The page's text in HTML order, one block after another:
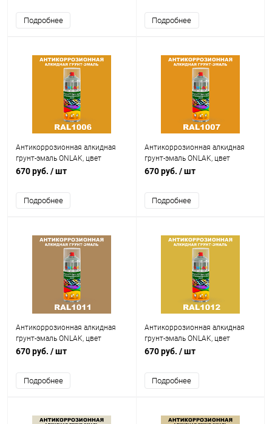
Подробнее Подробнее
Антикоррозионная алкидная
грунт-эмаль ONLAK, цвет
RAL1006, спрей 520мл
670 руб. / шт
Подробнее
Антикоррозионная алкидная
грунт-эмаль ONLAK, цвет
RAL1007, спрей 520мл
670 руб. / шт
Подробнее
Антикоррозионная алкидная
грунт-эмаль ONLAK, цвет
RAL1011, спрей 520мл
670 руб. / шт
Подробнее
Антикоррозионная алкидная
грунт-эмаль ONLAK, цвет
RAL1012, спрей 520мл
670 руб. / шт
Подробнее